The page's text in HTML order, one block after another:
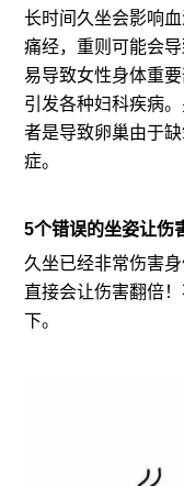
长时间久坐会影响
痛经，重则可能会
易导致女性身体重
引发各种妇科疾病
者是导致卵巢由于
症。
5个错误的坐姿让伤
久坐已经非常伤害
直接会让伤害翻倍
下。